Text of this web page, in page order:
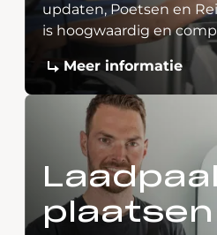
updaten, Poetsen en
is hoogwaardig en
Meer informatie
Laadpaal
plaatsen